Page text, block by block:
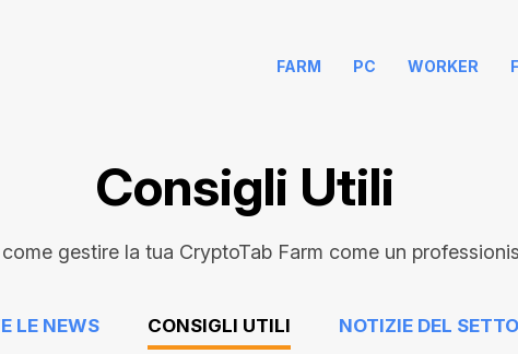
FARM PC WORKER
Consigli Utili
gestire la tua CryptoTab Farm come un
LE NEWS CONSIGLI UTILI NOTIZIE DEL